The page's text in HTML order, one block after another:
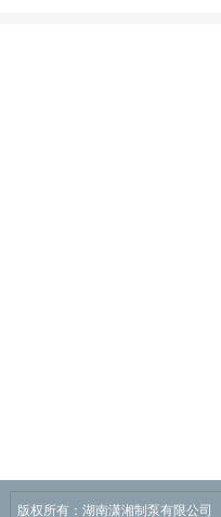
版权所有：湖南潇湘制泵有限公司